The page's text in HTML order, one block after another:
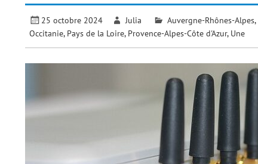
25 octobre 2024 Julia Auvergne-Rhônes-Alpes,
Occitanie, Pays de la Loire, Provence-Alpes-Côte d'Azur, Une